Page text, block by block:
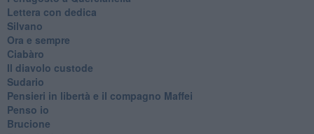
Lettera con dedica
Silvano
Ora e sempre
Ciabàro
Il diavolo custode
Sudario
Pensieri in libertà e il compagno Maffei
Penso io
Brucione